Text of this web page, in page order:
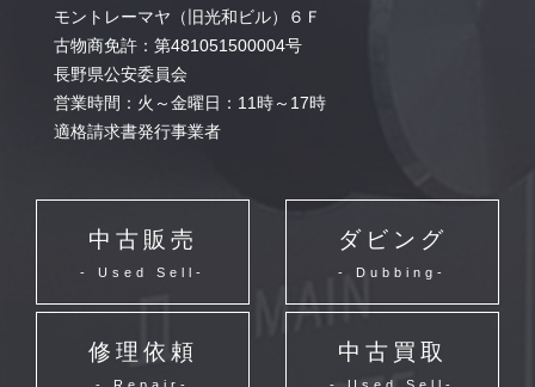
モントレーマヤ（旧光和ビル）６Ｆ
古物商免許：第481051500004号
長野県公安委員会
営業時間：火～金曜日：11時～17時
適格請求書発行事業者
中古販売
- Used Sell-
ダビング
- Dubbing-
修理依頼 中古買取